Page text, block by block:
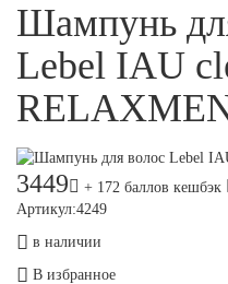
Шампунь
Lebel IAU
3449 + 172 баллов кешбэк
Артикул:4249
в наличии
В избранное